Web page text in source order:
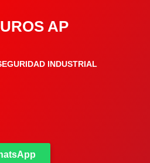
AP
INDUSTRIAL